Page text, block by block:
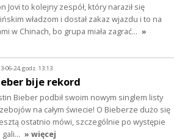
Jovi to kolejny zespół, który naraził się
władzom i dostał zakaz wjazdu i to na
w Chinach, bo grupa miała zagrać… »
06-24, godz. 13:13
bije rekord
Bieber podbił swoim nowym singlem listy
na całym świecie! O Bieberze dużo się
ostatnio mówi, szczególnie po występie
gali… » więcej